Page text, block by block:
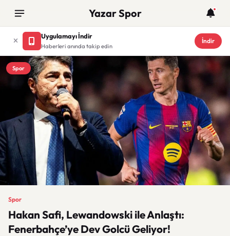
Yazar Spor
Uygulamayı İndir
Haberleri anında takip edin
İndir
Spor
Spor
Hakan Safi, Lewandowski ile Anlaştı:
Fenerbahçe’ye Dev Golcü Geliyor!